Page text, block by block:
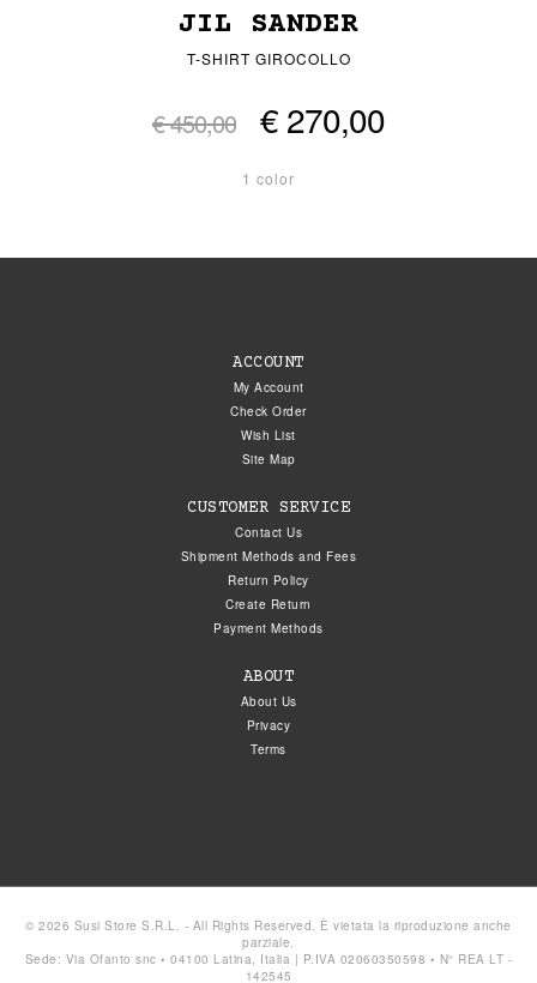
JIL SANDER
T-SHIRT GIROCOLLO
€ 450,00 € 270,00
1 color
ACCOUNT
My Account
Check Order
Wish List
Site Map
CUSTOMER SERVICE
Contact Us
Shipment Methods and Fees
Return Policy
Create Return
Payment Methods
ABOUT
About Us
Privacy
Terms
© 2026 Susi Store S.R.L. - All Rights Reserved. È vietata la riproduzione anche
parziale.
Sede: Via Ofanto snc • 04100 Latina, Italia | P.IVA 02060350598 • N° REA LT -
142545